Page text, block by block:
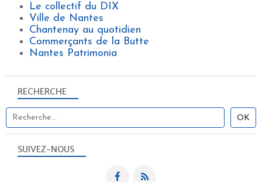
SUIVEZ-NOUS
RECHERCHE
Le collectif du DIX
Ville de Nantes
Chantenay au quotidien
Commerçants de la Butte
Nantes Patrimonia